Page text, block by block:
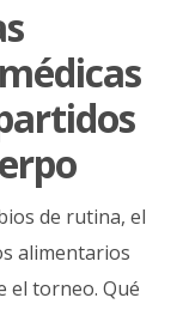
de rutina, el
alimentarios
el torneo. Qué